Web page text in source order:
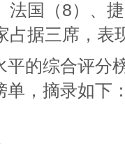
法国（8）、
占据三席，表
平的综合评分
单，摘录如下